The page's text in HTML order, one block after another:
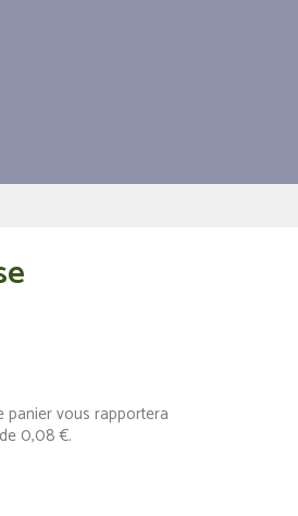
panier vous rapportera
0,08 €.